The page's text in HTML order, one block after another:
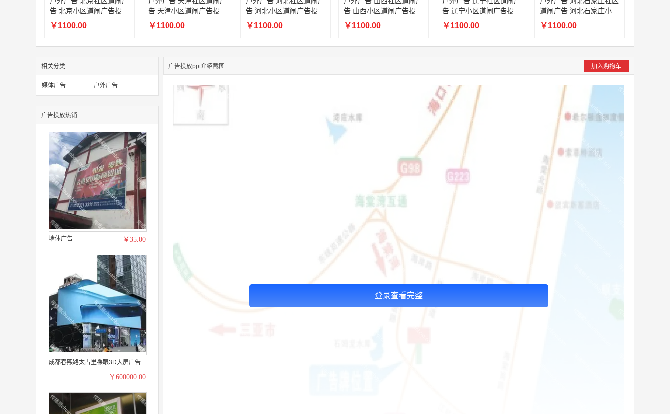
02:28:16
183****1249 联系了该媒体所在商家
05:13:40
159****9700 联系了该媒体所在商家
08:52:47
155****6115
联系了该媒体所在商家
告 北京小区道闸广告投放
价格
￥1100.00
告 天津小区道闸广告投放
价格
￥1100.00
告 河北小区道闸广告投放
价格
￥1100.00
告 山西小区道闸广告投放
价格
￥1100.00
告 辽宁小区道闸广告投放
价格
￥1100.00
道闸广告 河北石家庄小区
道闸广告投放价格
￥1100.00
相关分类
媒体广告 户外广告
广告投放热销
墙体广告 ￥35.00
成都春熙路太古里裸眼3D大屏广告...
￥600000.00
广告投放ppt介绍截图 加入购物车
登录查看完整